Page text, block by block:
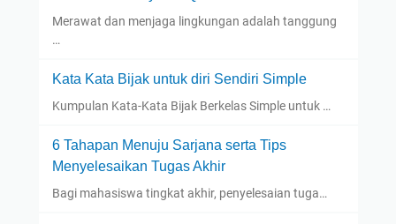
Merawat dan menjaga lingkungan adalah tanggung
…
Kata Kata Bijak untuk diri Sendiri Simple
Kumpulan Kata-Kata Bijak Berkelas Simple untuk …
6 Tahapan Menuju Sarjana serta Tips
Menyelesaikan Tugas Akhir
Bagi mahasiswa tingkat akhir, penyelesaian tuga…